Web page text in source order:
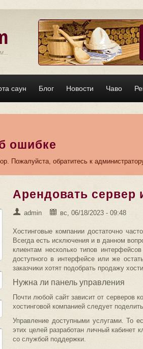
саун Блог Новости Чаво
ошибке
Пожалуйста, обратитесь к
Арендовать сервер
admin вс, 06/18/2023 - 09:48
Хостинговые компании достаточно
Всегда есть исключения и в данном
клиентам несколько типов
доступного в интерфейсе или же
заказчики хотят подобрать продажу
Нужна ли панель управления
Почти любой сайт зависит от серверов
хостинговой компанией следует
Управление доступными услугами. То
этих целей разработан личный
со службой поддержки.